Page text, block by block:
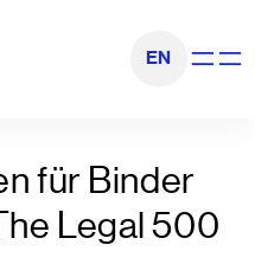
EN
für Binder
Legal 500